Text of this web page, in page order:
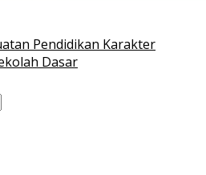
Pendidikan Karakter
Dasar